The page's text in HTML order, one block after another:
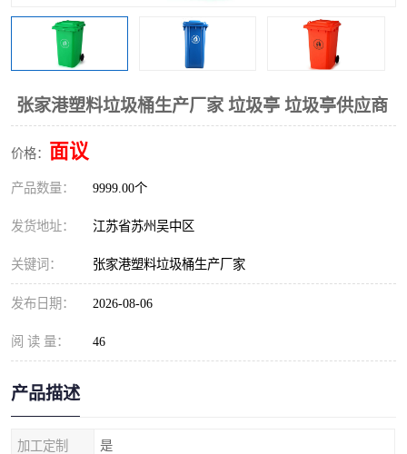
张家港塑料垃圾桶生产厂家 垃圾亭 垃圾亭供应商
价格： 面议
产品数量： 9999.00个
发货地址： 江苏省苏州吴中区
关键词： 张家港塑料垃圾桶生产厂家
发布日期： 2026-08-06
阅 读 量： 46
产品描述
加工定制 是